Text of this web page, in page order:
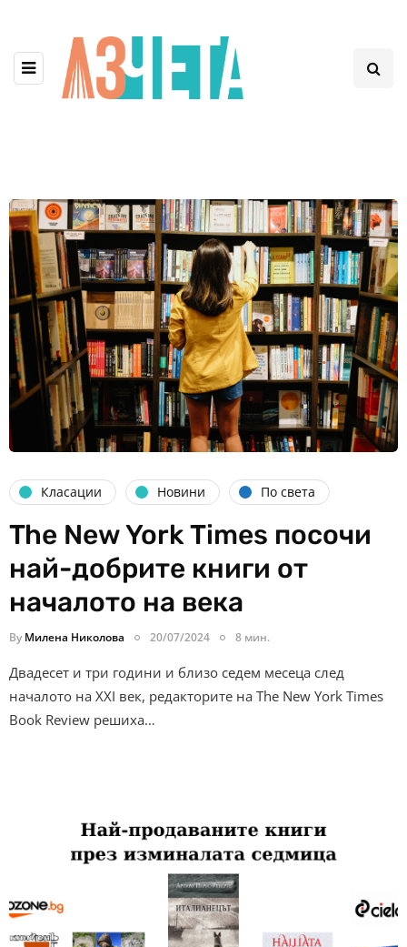
Класации Новини По света
The New York Times посочи
най-добрите книги от
началото на века
By Милена Николова 20/07/2024 8 мин.
Двадесет и три години и близо седем месеца след
началото на ХХI век, редакторите на The New York Times
Book Review решиха…